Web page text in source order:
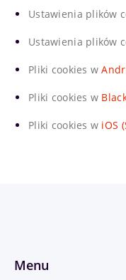
Ustawienia plików
Ustawienia plików
Pliki cookies w
Pliki cookies w
Pliki cookies w iOS
Menu